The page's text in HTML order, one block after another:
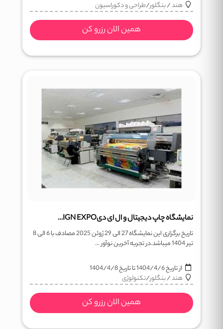
هند/بنگلور/طراحی و دکوراسیون
همین الان رزرو کن
نمایشگاه چاپ دیجیتال و ال ای دیSOUTH SIGN EXPO
تاریخ برگزاری این نمایشگاه 27 الی 29 ژوئن 2025 مصادف با 6 الی 8
تیر 1404 میباشد.در تجربه آخرین نوآور ...
از تاریخ1404/4/6تا تاریخ1404/4/8
هند/بنگلور/تکنولوژی
همین الان رزرو کن